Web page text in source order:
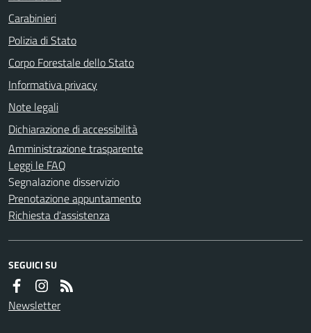
Carabinieri
Polizia di Stato
Corpo Forestale dello Stato
Informativa privacy
Note legali
Dichiarazione di accessibilità
Amministrazione trasparente
Leggi le FAQ
Segnalazione disservizio
Prenotazione appuntamento
Richiesta d'assistenza
SEGUICI SU
Newsletter